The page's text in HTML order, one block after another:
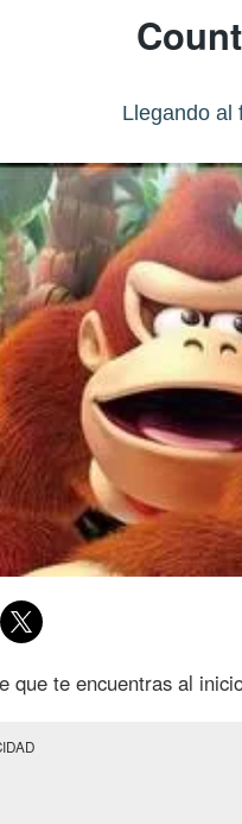
Llegando al
que te encuentras al